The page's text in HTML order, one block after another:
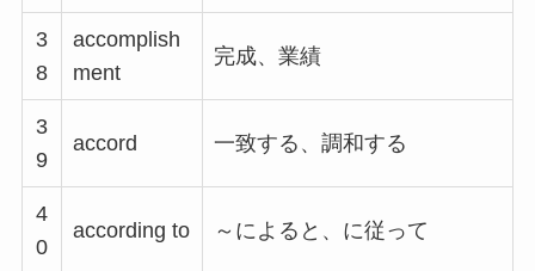
3
8
accomplish
ment
完成、業績
3
9
accord 一致する、調和する
4
0
according to ～によると、に従って